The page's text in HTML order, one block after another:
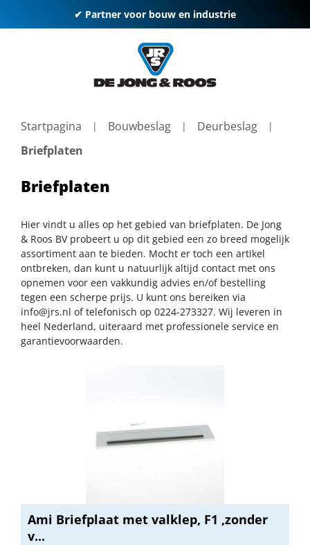
✔ Partner voor bouw en industrie
Startpagina Bouwbeslag
Deurbeslag
Briefplaten
Briefplaten
Hier vindt u alles op het gebied van briefplaten. De Jong
& Roos BV probeert u op dit gebied een zo breed mogelijk
assortiment aan te bieden. Mocht er toch een artikel
ontbreken, dan kunt u natuurlijk altijd contact met ons
opnemen voor een vakkundig advies en/of bestelling
tegen een scherpe prijs. U kunt ons bereiken via
info@jrs.nl of telefonisch op 0224-273327. Wij leveren in
heel Nederland, uiteraard met professionele service en
garantievoorwaarden.
Ami Briefplaat met valklep, F1 ,zonder
v...